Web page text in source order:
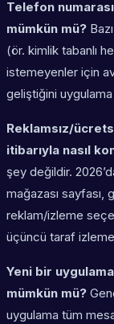
Telefon
mümkün mü?
(ör. kimlik tabanlı
istemeyenler için
geliştiğini
Reklamsız/
itibarıyla nasıl
şey değildir.
mağazası sayfası,
reklam/izleme
üçüncü taraf
Yeni bir
mümkün mü?
uygulama tüm